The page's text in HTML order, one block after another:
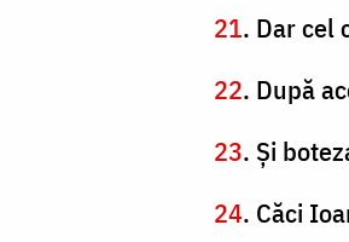
21. Dar cel
22. După
23. Şi
24. Căci